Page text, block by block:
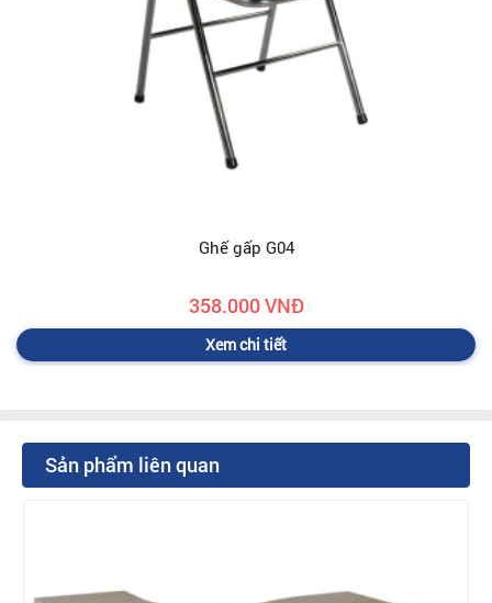
Ghế gấp G04
358.000 VNĐ
Xem chi tiết
Sản phẩm liên quan